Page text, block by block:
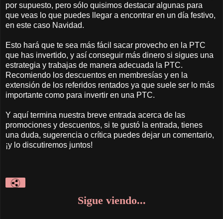
por supuesto, pero sólo quisimos destacar algunas para
que veas lo que puedes llegar a encontrar en un día festivo,
en este caso Navidad.
Esto hará que te sea más fácil sacar provecho en la PTC
que has invertido, y así conseguir más dinero si sigues una
estrategia y trabajas de manera adecuada la PTC.
Recomiendo los descuentos en membresías y en la
extensión de los referidos rentados ya que suele ser lo más
importante como para invertir en una PTC.
Y aquí termina nuestra breve entrada acerca de las
promociones y descuentos, si te gustó la entrada, tienes
una duda, sugerencia o crítica puedes dejar un comentario,
¡y lo discutiremos juntos!
Sigue viendo...